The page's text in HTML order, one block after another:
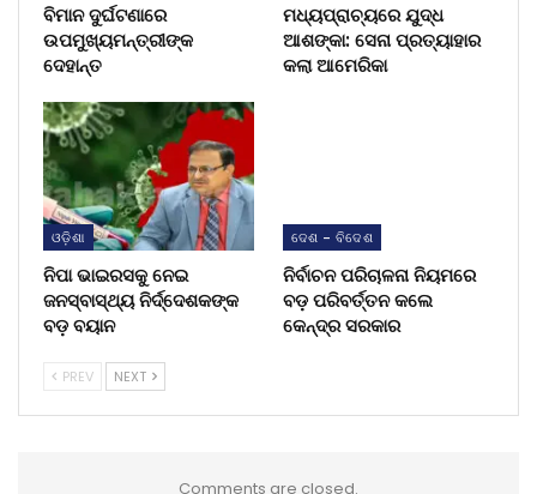
ବିମାନ ଦୁର୍ଘଟଣାରେ
ଉପମୁଖ୍ୟମନ୍ତ୍ରୀଙ୍କ
ଦେହାନ୍ତ
ମଧ୍ୟପ୍ରାଚ୍ୟରେ ଯୁଦ୍ଧ
ଆଶଙ୍କା: ସେନା ପ୍ରତ୍ୟାହାର
କଲା ଆମେରିକା
ଓଡ଼ିଶା
ନିପା ଭାଇରସକୁ ନେଇ
ଜନସ୍ବାସ୍ଥ୍ୟ ନିର୍ଦ୍ଦେଶକଙ୍କ
ବଡ଼ ବୟାନ
ଦେଶ - ବିଦେଶ
ନିର୍ବାଚନ ପରିଚାଳନା ନିୟମରେ
ବଡ଼ ପରିବର୍ତ୍ତନ କଲେ
କେନ୍ଦ୍ର ସରକାର
PREV NEXT
Comments are closed.